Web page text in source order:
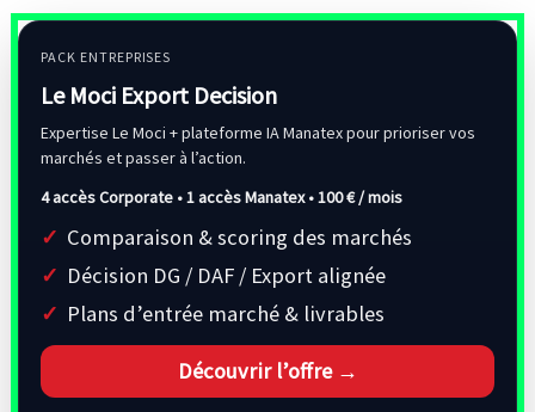
PACK ENTREPRISES
Le Moci Export Decision
Expertise Le Moci + plateforme IA Manatex pour prioriser vos
marchés et passer à l’action.
4 accès Corporate • 1 accès Manatex •100 € / mois
Comparaison & scoring des marchés
Décision DG / DAF / Export alignée
Plans d’entrée marché & livrables
Découvrir l’offre →